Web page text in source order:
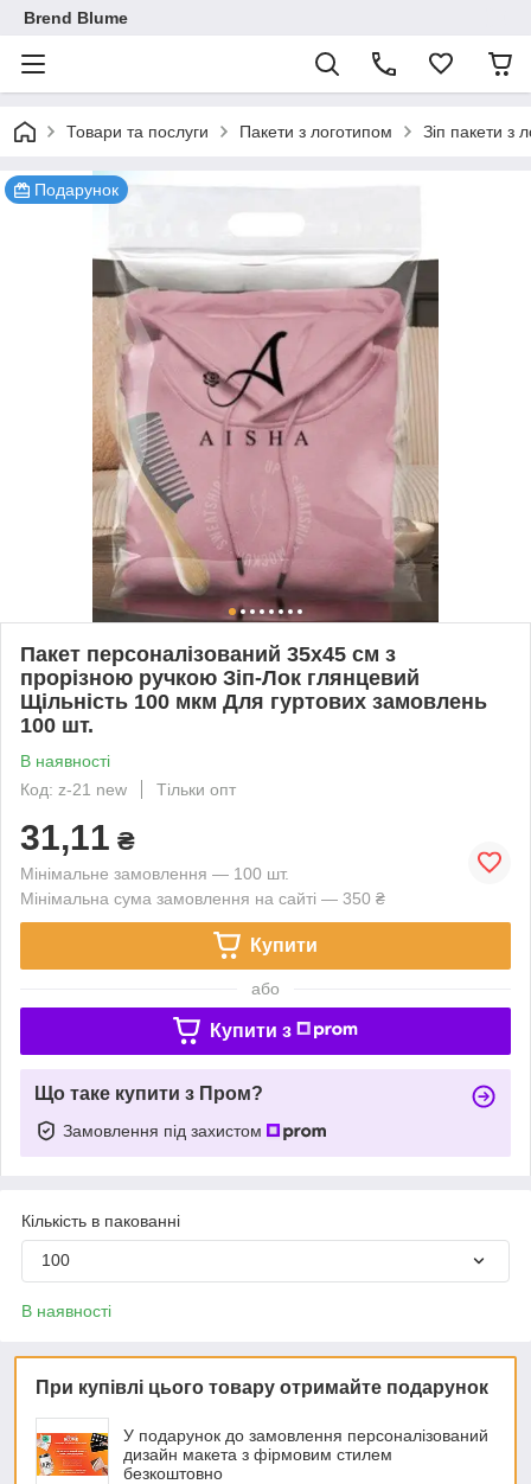
Brend Blume
Товари та послуги Пакети з логотипом Зіп пакети з
Подарунок
Пакет персоналізований 35х45 см з
прорізною ручкою Зіп-Лок глянцевий
Щільність 100 мкм Для гуртових замовлень
100 шт.
В наявності
Код: z-21 new
Тільки опт
31,11 ₴
Мінімальне замовлення — 100 шт.
Мінімальна сума замовлення на сайті — 350 ₴
Купити
або
Купити з
Що таке купити з Пром?
Замовлення під захистом
Кількість в пакованні
100
В наявності
При купівлі цього товару отримайте подарунок
У подарунок до замовлення персоналізований
дизайн макета з фірмовим стилем
безкоштовно